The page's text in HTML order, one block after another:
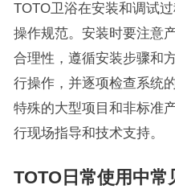
TOTO卫浴在安装和调试
操作规范。安装时要注意
合理性，遵循安装步骤和
行操作，并逐项检查系统
特殊的大型项目和非标准
行现场指导和技术支持。
TOTO日常使用中常